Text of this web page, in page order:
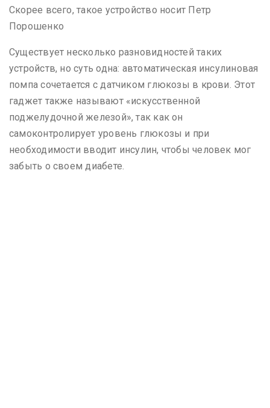
Скорее всего, такое устройство носит Петр
Порошенко
Существует несколько разновидностей таких
устройств, но суть одна: автоматическая инсулиновая
помпа сочетается с датчиком глюкозы в крови. Этот
гаджет также называют «искусственной
поджелудочной железой», так как он
самоконтролирует уровень глюкозы и при
необходимости вводит инсулин, чтобы человек мог
забыть о своем диабете.